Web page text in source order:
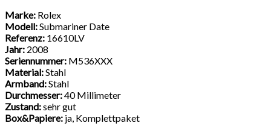
Marke: Rolex
Modell:Submariner Date
Referenz: 16610LV
Jahr: 2008
Seriennummer: M536XXX
Material:Stahl
Armband:Stahl
Durchmesser:40 Millimeter
Zustand:sehr gut
Box&Papiere: ja, Komplettpaket